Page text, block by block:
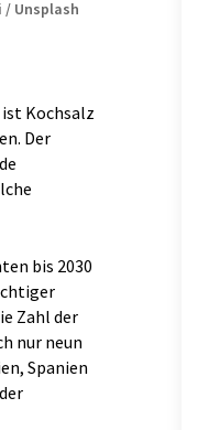
/ Unsplash
Kochsalz
Der
bis 2030
Zahl der
nur neun
Spanien